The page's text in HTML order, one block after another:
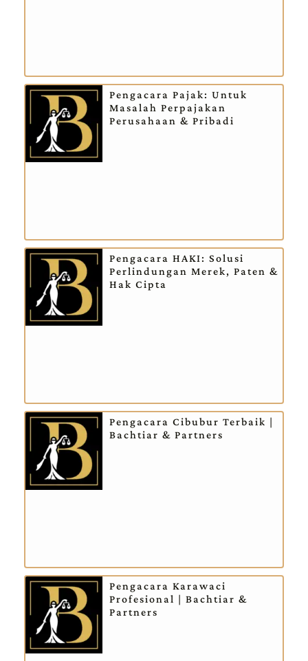
Pengacara Pajak: Untuk
Masalah Perpajakan
Perusahaan & Pribadi
Pengacara HAKI: Solusi
Perlindungan Merek, Paten &
Hak Cipta
Pengacara Cibubur Terbaik |
Bachtiar & Partners
Pengacara Karawaci
Profesional | Bachtiar &
Partners